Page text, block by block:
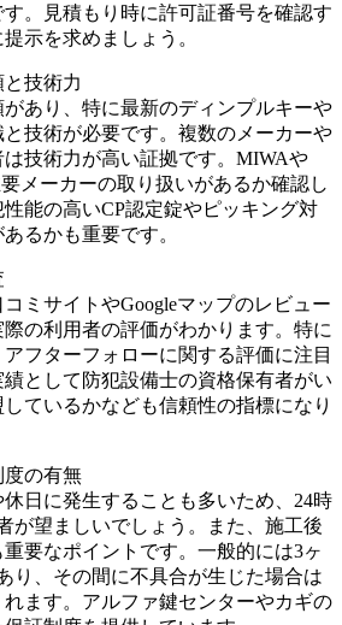
。見積もり時に許可証番号を確認す
示を求めましょう。
技術力
あり、特に最新のディンプルキーや
技術が必要です。複数のメーカーや
技術力が高い証拠です。MIWAや
メーカーの取り扱いがあるか確認し
能の高いCP認定錠やピッキング対
るかも重要です。
ミサイトやGoogleマップのレビュー
の利用者の評価がわかります。特に
フターフォローに関する評価に注目
として防犯設備士の資格保有者がい
ているかなども信頼性の指標になり
度の有無
日に発生することも多いため、24時
が望ましいでしょう。また、施工後
要なポイントです。一般的には3ヶ
り、その間に不具合が生じた場合は
ます。アルファ鍵センターやカギの